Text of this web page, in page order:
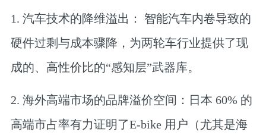
1. 汽车技术的降维溢出 ： 智能汽车内卷导致的
硬件过剩与成本骤降，为两轮车行业提供了现
成的、高性价比的“感知层”武器库。
2. 海外高端市场的品牌溢价空间： 日本 60% 的
高端市占率有力证明了E-bike 用户（尤其是海